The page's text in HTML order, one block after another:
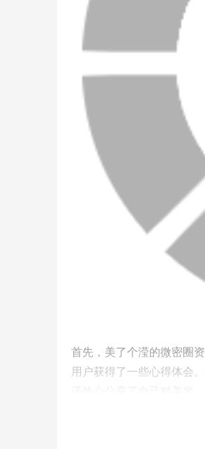
首先，美了个滢的微密圈
用户获得了一些心得体会